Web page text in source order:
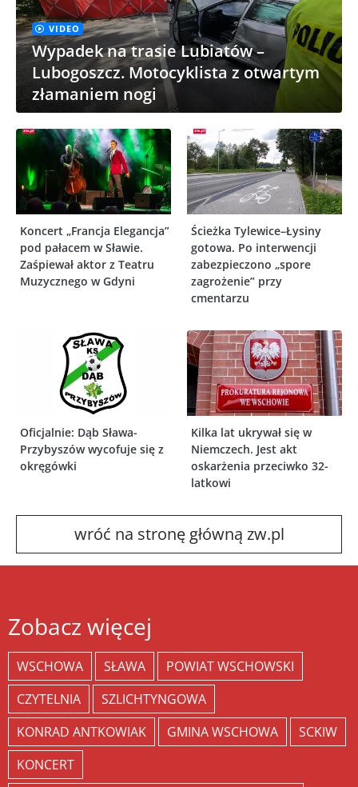
VIDEO
Wypadek na trasie Lubiatów –
Lubogoszcz. Motocyklista z otwartym
złamaniem nogi
Koncert „Francja Elegancja”
pod pałacem w Sławie.
Zaśpiewał aktor z Teatru
Muzycznego w Gdyni
Ścieżka Tylewice–Łysiny
gotowa. Po interwencji
zabezpieczono „spore
zagrożenie” przy
cmentarzu
Oficjalnie: Dąb Sława-
Przybyszów wycofuje się z
okręgówki
Kilka lat ukrywał się w
Niemczech. Jest akt
oskarżenia przeciwko 32-
latkowi
wróć na stronę główną zw.pl
Zobacz więcej
WSCHOWA SŁAWA
POWIAT WSCHOWSKI
CZYTELNIA
SZLICHTYNGOWA
KONRAD ANTKOWIAK
GMINA WSCHOWA
SCKIW
KONCERT